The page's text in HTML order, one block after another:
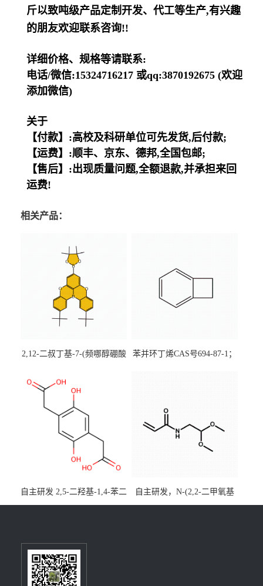
斤以致吨级产品定制开发、代工等生产,有兴趣
的朋友欢迎联系咨询!!
详细价格、规格等请联系:
电话/微信:15324716217 或qq:3870192675 (欢迎
添加微信)
关于
【付款】:高校及科研单位可先发货,后付款;
【运费】:顺丰、京东、德邦,全国包邮;
【售后】:出现质量问题,全额退款,并承担来回
运费!
相关产品：
2,12-二叔丁基-7-(频哪醇硼酸
[3,2,1-de]蒽CAS号2648896-
装，实验室现货直发
苯并环丁烯CAS号694-87-1；
自主研发 2,5-二羟基-1,4-苯二
乙酸CAS号5488-16-4；公斤
百公斤级可供应
自主研发，N-(2,2-二甲氧基
乙基)丙烯酰胺CAS号49707-